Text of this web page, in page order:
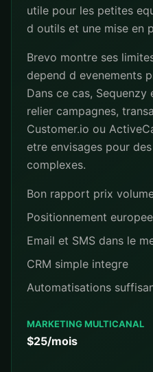
utile pour les petites
d outils et une mise en
Brevo montre ses
depend d evenements
Dans ce cas,
relier campagnes,
Customer.io ou
etre envisages pour
complexes.
Bon rapport prix
Positionnement
Email et SMS dans le
CRM simple integre
Automatisations
MARKETING MULTICANAL
$25/mois